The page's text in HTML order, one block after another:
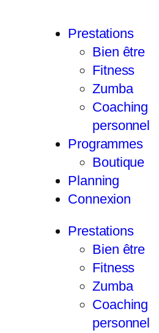
Prestations
Bien être
Fitness
Zumba
Coaching
personnel
Programmes
Boutique
Planning
Connexion
Prestations
Bien être
Fitness
Zumba
Coaching
personnel